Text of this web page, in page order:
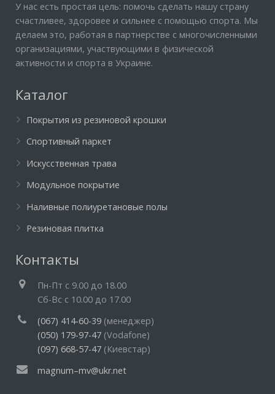
У нас есть простая цель: помочь сделать нашу страну
счастливее, здоровее и сильнее с помощью спорта. Мы
делаем это, работая в партнерстве с многочисленными
организациями, участвующими в физической
активности и спорта в Украине.
Каталог
Покрытия из резиновой крошки
Спортивный паркет
Искусственная трава
Модульное покрытие
Наливные полиуретановые полы
Резиновая плитка
Контакты
Пн-Пт c 9.00 до 18.00
Cб-Вс с 10.00 до 17.00
(067) 414-60-39 (менеджер)
(050) 179-97-47 (Vodafone)
(097) 668-57-47 (Киевстар)
magnum–mv@ukr.net